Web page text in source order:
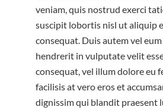
veniam, quis nostrud exerci
suscipit lobortis nisl ut aliquip
consequat. Duis autem vel
hendrerit in vulputate velit
consequat, vel illum dolore eu
facilisis at vero eros et
dignissim qui blandit praesent